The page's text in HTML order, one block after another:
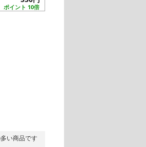
ポイント 10倍
い商品です